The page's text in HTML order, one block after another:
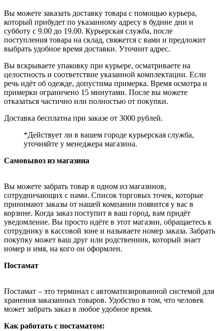
Вы можете заказать доставку товара с помощью курьера,
который прибудет по указанному адресу в будние дни и
субботу с 9.00 до 19.00. Курьерская служба, после
поступления товара на склад, свяжется с вами и предложит
выбрать удобное время доставки. Уточнит адрес.
Вы вскрываете упаковку при курьере, осматриваете на
целостность и соответствие указанной комплектации. Если
речь идёт об одежде, допустима примерка. Время осмотра и
примерки ограничено 15 минутами. После вы можете
отказаться частично или полностью от покупки.
Доставка бесплатна при заказе от 3000 рублей.
*Действует ли в вашем городе курьерская служба,
уточняйте у менеджера магазина.
Самовывоз из магазина
Вы можете забрать товар в одном из магазинов,
сотрудничающих с нами. Список торговых точек, которые
принимают заказы от нашей компании появится у вас в
корзине. Когда заказ поступит в ваш город, вам придёт
уведомление. Вы просто идёте в этот магазин, обращаетесь к
сотруднику в кассовой зоне и называете номер заказа. Забрать
покупку может ваш друг или родственник, который знает
номер и имя, на кого он оформлен.
Постамат
Постамат – это терминал с автоматизированной системой для
хранения заказанных товаров. Удобство в том, что человек
может забрать заказ в любое удобное время.
Как работать с постаматом: